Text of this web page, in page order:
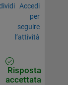
Accedi
per
seguire
l’attività
Risposta
accettata